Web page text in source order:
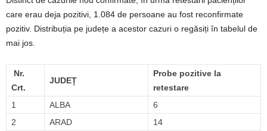
care erau deja pozitivi, 1.084 de persoane au fost reconfirmate
pozitiv. Distribuția pe județe a acestor cazuri o regăsiți în tabelul de
mai jos.
Nr.
Crt.
JUDEȚ
Probe pozitive la
retestare
1
ALBA
6
2
ARAD
14